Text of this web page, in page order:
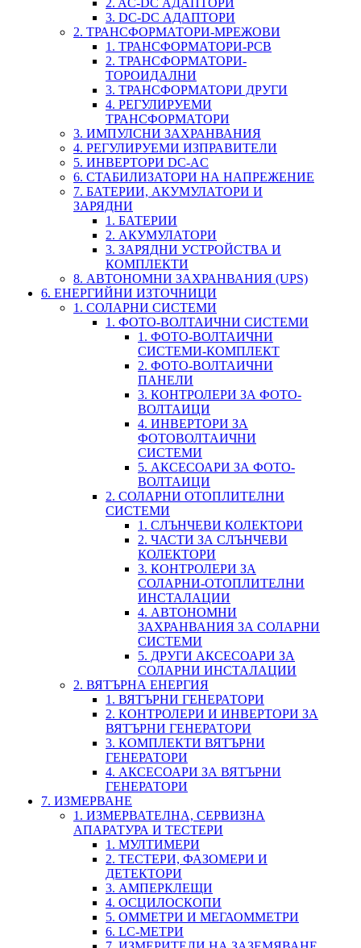
3. DC-DC АДАПТОРИ
2. ТРАНСФОРМАТОРИ-МРЕЖОВИ
1. ТРАНСФОРМАТОРИ-PCB
2. ТРАНСФОРМАТОРИ-
ТОРОИДАЛНИ
3. ТРАНСФОРМАТОРИ ДРУГИ
4. РЕГУЛИРУЕМИ
ТРАНСФОРМАТОРИ
3. ИМПУЛСНИ ЗАХРАНВАНИЯ
4. РЕГУЛИРУЕМИ ИЗПРАВИТЕЛИ
5. ИНВЕРТОРИ DC-AC
6. СТАБИЛИЗАТОРИ НА НАПРЕЖЕНИЕ
7. БАТЕРИИ, АКУМУЛАТОРИ И
ЗАРЯДНИ
1. БАТЕРИИ
2. АКУМУЛАТОРИ
3. ЗАРЯДНИ УСТРОЙСТВА И
КОМПЛЕКТИ
8. АВТОНОМНИ ЗАХРАНВАНИЯ (UPS)
6. ЕНЕРГИЙНИ ИЗТОЧНИЦИ
1. СОЛАРНИ СИСТЕМИ
1. ФОТО-ВОЛТАИЧНИ СИСТЕМИ
1. ФОТО-ВОЛТАИЧНИ
СИСТЕМИ-КОМПЛЕКТ
2. ФОТО-ВОЛТАИЧНИ
ПАНЕЛИ
3. КОНТРОЛЕРИ ЗА ФОТО-
ВОЛТАИЦИ
4. ИНВЕРТОРИ ЗА
ФОТОВОЛТАИЧНИ
СИСТЕМИ
5. АКСЕСОАРИ ЗА ФОТО-
ВОЛТАИЦИ
2. СОЛАРНИ ОТОПЛИТЕЛНИ
СИСТЕМИ
1. СЛЪНЧЕВИ КОЛЕКТОРИ
2. ЧАСТИ ЗА СЛЪНЧЕВИ
КОЛЕКТОРИ
3. КОНТРОЛЕРИ ЗА
СОЛАРНИ-ОТОПЛИТЕЛНИ
ИНСТАЛАЦИИ
4. АВТОНОМНИ
ЗАХРАНВАНИЯ ЗА СОЛАРНИ
СИСТЕМИ
5. ДРУГИ АКСЕСОАРИ ЗА
СОЛАРНИ ИНСТАЛАЦИИ
2. ВЯТЪРНА ЕНЕРГИЯ
1. ВЯТЪРНИ ГЕНЕРАТОРИ
2. КОНТРОЛЕРИ И ИНВЕРТОРИ ЗА
ВЯТЪРНИ ГЕНЕРАТОРИ
3. КОМПЛЕКТИ ВЯТЪРНИ
ГЕНЕРАТОРИ
4. АКСЕСОАРИ ЗА ВЯТЪРНИ
ГЕНЕРАТОРИ
7. ИЗМЕРВАНЕ
1. ИЗМЕРВАТЕЛНА, СЕРВИЗНА
АПАРАТУРА И ТЕСТЕРИ
1. МУЛТИМЕРИ
2. ТЕСТЕРИ, ФАЗОМЕРИ И
ДЕТЕКТОРИ
3. АМПЕРКЛЕЩИ
4. ОСЦИЛОСКОПИ
5. ОММЕТРИ И МЕГАОММЕТРИ
6. LC-МЕТРИ